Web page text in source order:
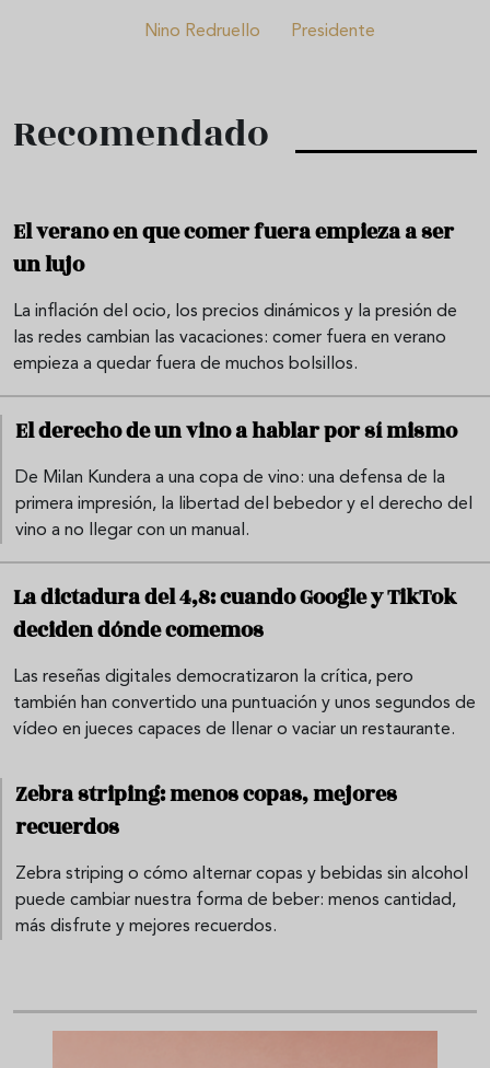
Nino Redruello Presidente
Recomendado
El verano en que comer fuera empieza a ser
un lujo
La inflación del ocio, los precios dinámicos y la presión de
las redes cambian las vacaciones: comer fuera en verano
empieza a quedar fuera de muchos bolsillos.
El derecho de un vino a hablar por sí mismo
De Milan Kundera a una copa de vino: una defensa de la
primera impresión, la libertad del bebedor y el derecho del
vino a no llegar con un manual.
La dictadura del 4,8: cuando Google y TikTok
deciden dónde comemos
Las reseñas digitales democratizaron la crítica, pero
también han convertido una puntuación y unos segundos de
vídeo en jueces capaces de llenar o vaciar un restaurante.
Zebra striping: menos copas, mejores
recuerdos
Zebra striping o cómo alternar copas y bebidas sin alcohol
puede cambiar nuestra forma de beber: menos cantidad,
más disfrute y mejores recuerdos.